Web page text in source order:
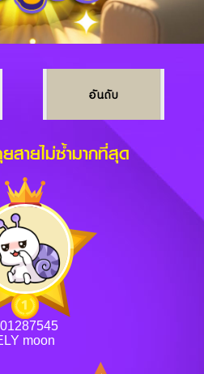
อันดับ
สายไม่ซ้ำมากที่สุด
moon